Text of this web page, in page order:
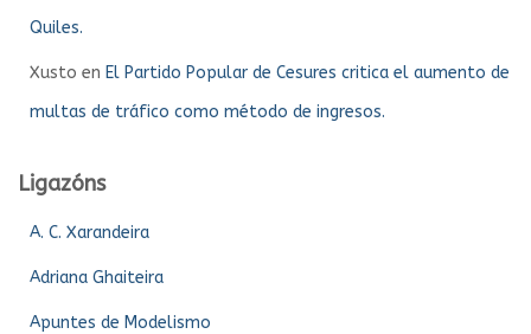
Quiles.
Xusto en El Partido Popular de Cesures critica el aumento de
multas de tráfico como método de ingresos.
Ligazóns
A. C. Xarandeira
Adriana Ghaiteira
Apuntes de Modelismo